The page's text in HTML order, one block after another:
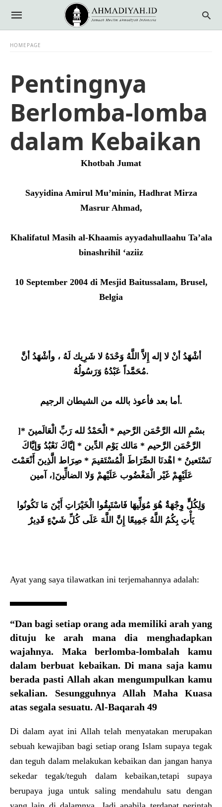
HOMEPAGE
Pentingnya
Berlomba-lomba
dalam Kebaikan
Khotbah Jumat
Sayyidina Amirul Mu’minin, Hadhrat Mirza
Masrur Ahmad,
Khalifatul Masih al-Khaamis ayyadahullaahu Ta’ala
binashrihil ‘aziiz
10 September 2004 di Mesjid Baitussalam, Brusel,
Belgia
أشْهَدُ أنْ لا إله إِلاَّ اللَّهُ وَحْدَهُ لا شَرِيك لَهُ ، وأشْهَدُ أنَّ
مُحَمَّداً عَبْدُهُ وَرَسُولُهُ.
أما بعد فأعوذ بالله من الشيطان الرجيم.
]بسْمِ الله الرَّحْمَن الرَّحيم * الْحَمْدُ لله رَبِّ الْعَالَمينَ *
الرَّحْمَن الرَّحيم * مَالك يَوْم الدِّين * إيَّاكَ نَعْبُدُ وَإيَّاكَ
نَسْتَعينُ * اهْدنَا الصِّرَاطَ الْمُسْتَقيمَ * صِرَاط الَّذِينَ أَنْعَمْتَ
عَلَيْهِمْ غَيْر الْمَغْضُوب عَلَيْهمْ وَلا الضالِّينَ[، آمين
وَلِكُلٍّ وِجْهَةٌ هُوَ مُوَلِّيهَا فَاسْتَبِقُوا الْخَيْرَاتِ أَيْنَ مَا تَكُونُوا
يَأْتِ بِكُمُ اللَّهُ جَمِيعًا إِنَّ اللَّهَ عَلَى كُلِّ شَيْءٍ قَدِيرٌ
Ayat yang saya tilawatkan ini terjemahannya adalah:
“Dan bagi setiap orang ada memiliki arah yang
dituju ke arah mana dia menghadapkan
wajahnya. Maka berlomba-lombalah kamu
dalam berbuat kebaikan. Di mana saja kamu
berada pasti Allah akan mengumpulkan kamu
sekalian. Sesungguhnya Allah Maha Kuasa
atas segala sesuatu. Al-Baqarah 49
Di dalam ayat ini Allah telah menyatakan merupakan
sebuah kewajiban bagi setiap orang Islam supaya tegak
dan teguh dalam melakukan kebaikan dan jangan hanya
sekedar tegak/teguh dalam kebaikan,tetapi supaya
berupaya juga untuk saling mendahulu satu dengan